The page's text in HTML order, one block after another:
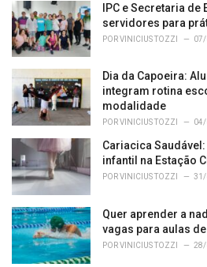
o
r
i
e
:
IPC e Secretaria
servidores para
PORVINICIUS TOZZI
Dia da Capoeira:
integram rotina
modalidade
PORVINICIUS TOZZI
Cariacica
infantil na Estação
PORVINICIUS TOZZI
Quer aprender a
vagas para aulas
PORVINICIUS TOZZI